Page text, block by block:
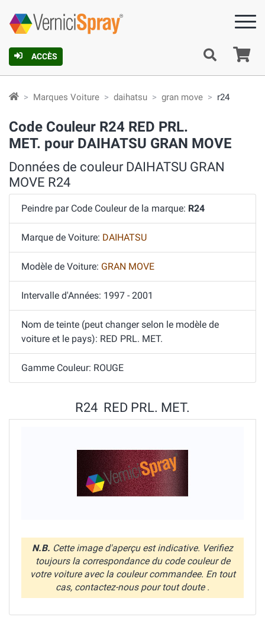
ACCÈS
Marques Voiture daihatsu gran move r24
Code Couleur R24 RED PRL.
MET. pour DAIHATSU GRAN MOVE
Données de couleur DAIHATSU GRAN
MOVE R24
Peindre par Code Couleur de la marque: R24
Marque de Voiture: DAIHATSU
Modèle de Voiture: GRAN MOVE
Intervalle d'Années: 1997 - 2001
Nom de teinte (peut changer selon le modèle de
voiture et le pays): RED PRL. MET.
Gamme Couleur: ROUGE
R24 RED PRL. MET.
N.B. Cette image d'aperçu est indicative. Verifiez
toujours la correspondance du code couleur de
votre voiture avec la couleur commandee. En tout
cas, contactez-nous pour tout doute .